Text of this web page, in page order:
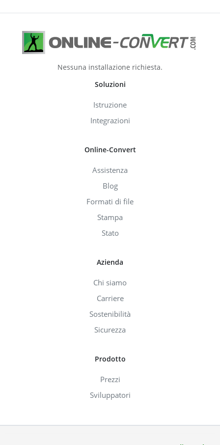
Nessuna installazione richiesta.
Soluzioni
Istruzione
Integrazioni
Online-Convert
Assistenza
Blog
Formati di file
Stampa
Stato
Azienda
Chi siamo
Carriere
Sostenibilità
Sicurezza
Prodotto
Prezzi
Sviluppatori